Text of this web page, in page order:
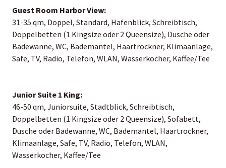
Guest Room Harbor View:
31-35 qm, Doppel, Standard, Hafenblick, Schreibtisch,
Doppelbetten (1 Kingsize oder 2 Queensize), Dusche oder
Badewanne, WC, Bademantel, Haartrockner, Klimaanlage,
Safe, TV, Radio, Telefon, WLAN, Wasserkocher, Kaffee/Tee
Junior Suite 1 King:
46-50 qm, Juniorsuite, Stadtblick, Schreibtisch,
Doppelbetten (1 Kingsize oder 2 Queensize), Sofabett,
Dusche oder Badewanne, WC, Bademantel, Haartrockner,
Klimaanlage, Safe, TV, Radio, Telefon, WLAN,
Wasserkocher, Kaffee/Tee